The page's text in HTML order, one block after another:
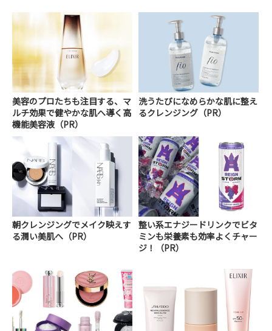
美容のプロたちも注目する、マ
ルチ効果で健やかな肌へ導く高
機能美容液（PR）
洗うたびになめらかな肌に整え
るクレンジング（PR）
朝クレンジングでメイク映えす
る潤い美肌へ（PR）
整い系エナジードリンクでビタ
ミンも栄養素も効率よくチャー
ジ！（PR）